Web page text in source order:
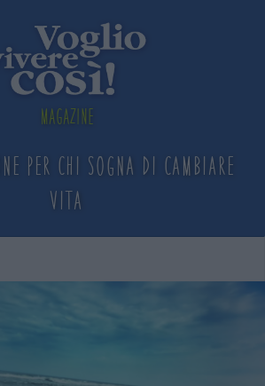
Magazine
per chi sogna di cambiare
vita